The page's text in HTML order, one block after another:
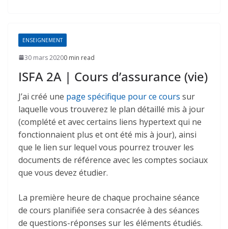
ENSEIGNEMENT
30 mars 20200 min read
ISFA 2A | Cours d’assurance (vie)
J’ai créé une page spécifique pour ce cours sur
laquelle vous trouverez le plan détaillé mis à jour
(complété et avec certains liens hypertext qui ne
fonctionnaient plus et ont été mis à jour), ainsi
que le lien sur lequel vous pourrez trouver les
documents de référence avec les comptes sociaux
que vous devez étudier.
La première heure de chaque prochaine séance
de cours planifiée sera consacrée à des séances
de questions-réponses sur les éléments étudiés.